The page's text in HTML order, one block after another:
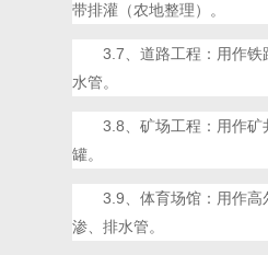
带排灌（农地整理）。
3.7、道路工程：用作铁
水管。
3.8、矿场工程：用作矿
罐。
3.9、体育场馆：用作高
渗、排水管。